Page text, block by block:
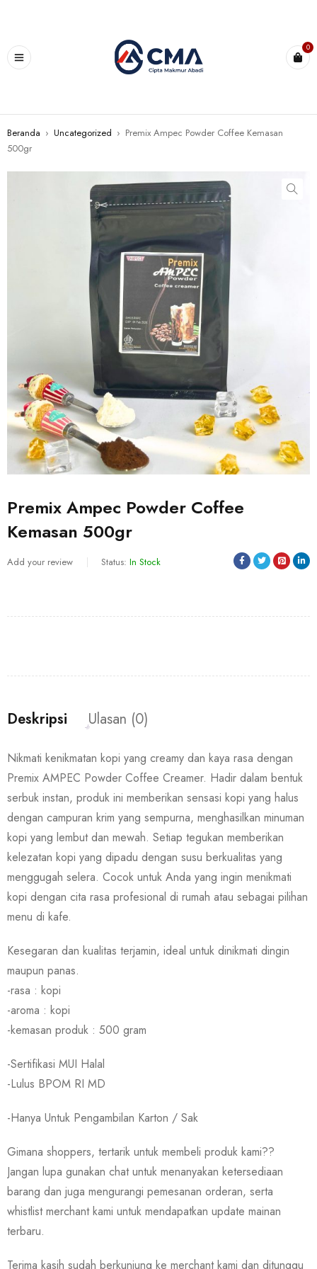
0
Beranda › Uncategorized › Premix Ampec Powder Coffee Kemasan
500gr
Premix Ampec Powder Coffee
Kemasan 500gr
Add your review Status: In Stock
Deskripsi Ulasan (0)
Nikmati kenikmatan kopi yang creamy dan kaya rasa dengan
Premix AMPEC Powder Coffee Creamer. Hadir dalam bentuk
serbuk instan, produk ini memberikan sensasi kopi yang halus
dengan campuran krim yang sempurna, menghasilkan minuman
kopi yang lembut dan mewah. Setiap tegukan memberikan
kelezatan kopi yang dipadu dengan susu berkualitas yang
menggugah selera. Cocok untuk Anda yang ingin menikmati
kopi dengan cita rasa profesional di rumah atau sebagai pilihan
menu di kafe.
Kesegaran dan kualitas terjamin, ideal untuk dinikmati dingin
maupun panas.
-rasa : kopi
-aroma : kopi
-kemasan produk : 500 gram
-Sertifikasi MUI Halal
-Lulus BPOM RI MD
-Hanya Untuk Pengambilan Karton / Sak
Gimana shoppers, tertarik untuk membeli produk kami??
Jangan lupa gunakan chat untuk menanyakan ketersediaan
barang dan juga mengurangi pemesanan orderan, serta
whistlist merchant kami untuk mendapatkan update mainan
terbaru.
Terima kasih sudah berkunjung ke merchant kami dan ditunggu